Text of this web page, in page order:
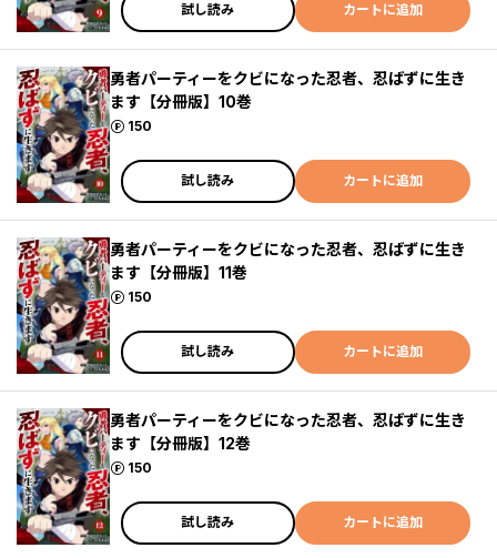
試し読み カートに追加
勇者パーティーをクビになった忍者、忍ばずに生き
ます【分冊版】10巻
150
ポイント
試し読み カートに追加
勇者パーティーをクビになった忍者、忍ばずに生き
ます【分冊版】11巻
150
ポイント
試し読み カートに追加
勇者パーティーをクビになった忍者、忍ばずに生き
ます【分冊版】12巻
150
ポイント
試し読み カートに追加